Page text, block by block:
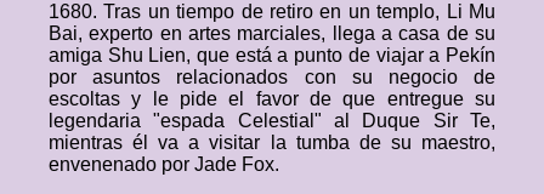
1680. Tras un tiempo de retiro en un templo, Li Mu
Bai, experto en artes marciales, llega a casa de su
amiga Shu Lien, que está a punto de viajar a Pekín
por asuntos relacionados con su negocio de
escoltas y le pide el favor de que entregue su
legendaria "espada Celestial" al Duque Sir Te,
mientras él va a visitar la tumba de su maestro,
envenenado por Jade Fox.